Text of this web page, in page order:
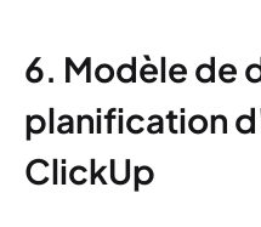
6. Modèle de
planification
ClickUp